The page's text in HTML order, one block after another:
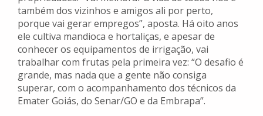
também dos vizinhos e amigos ali por perto,
porque vai gerar empregos”, aposta. Há oito anos
ele cultiva mandioca e hortaliças, e apesar de
conhecer os equipamentos de irrigação, vai
trabalhar com frutas pela primeira vez: “O desafio é
grande, mas nada que a gente não consiga
superar, com o acompanhamento dos técnicos da
Emater Goiás, do Senar/GO e da Embrapa”.